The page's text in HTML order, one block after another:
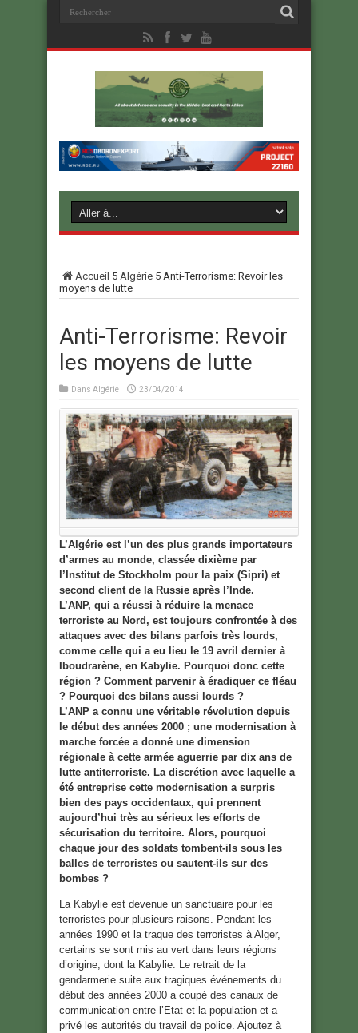
Accueil 5 Algérie 5 Anti-Terrorisme: Revoir les
moyens de lutte
Anti-Terrorisme: Revoir
les moyens de lutte
Dans Algérie 23/04/2014
L’Algérie est l’un des plus grands importateurs
d’armes au monde, classée dixième par
l’Institut de Stockholm pour la paix (Sipri) et
second client de la Russie après l’Inde.
L’ANP, qui a réussi à réduire la menace
terroriste au Nord, est toujours confrontée à des
attaques avec des bilans parfois très lourds,
comme celle qui a eu lieu le 19 avril dernier à
Iboudrarène, en Kabylie. Pourquoi donc cette
région ? Comment parvenir à éradiquer ce fléau
? Pourquoi des bilans aussi lourds ?
L’ANP a connu une véritable révolution depuis
le début des années 2000 ; une modernisation à
marche forcée a donné une dimension
régionale à cette armée aguerrie par dix ans de
lutte antiterroriste. La discrétion avec laquelle a
été entreprise cette modernisation a surpris
bien des pays occidentaux, qui prennent
aujourd’hui très au sérieux les efforts de
sécurisation du territoire. Alors, pourquoi
chaque jour des soldats tombent-ils sous les
balles de terroristes ou sautent-ils sur des
bombes ?
La Kabylie est devenue un sanctuaire pour les
terroristes pour plusieurs raisons. Pendant les
années 1990 et la traque des terroristes à Alger,
certains se sont mis au vert dans leurs régions
d’origine, dont la Kabylie. Le retrait de la
gendarmerie suite aux tragiques événements du
début des années 2000 a coupé des canaux de
communication entre l’Etat et la population et a
privé les autorités du travail de police. Ajoutez à